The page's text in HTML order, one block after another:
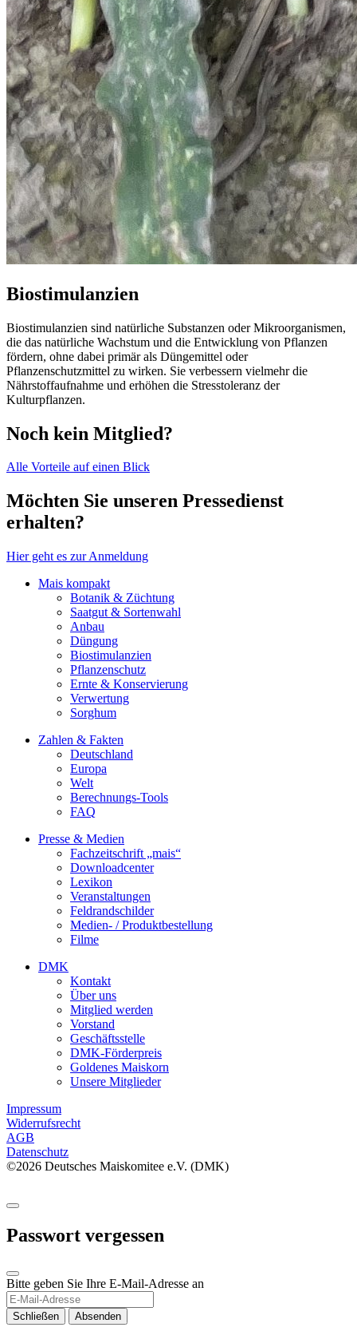
Biostimulanzien
Biostimulanzien sind natürliche Substanzen oder Mikroorganismen,
die das natürliche Wachstum und die Entwicklung von Pflanzen
fördern, ohne dabei primär als Düngemittel oder
Pflanzenschutzmittel zu wirken. Sie verbessern vielmehr die
Nährstoffaufnahme und erhöhen die Stresstoleranz der
Kulturpflanzen.
Noch kein Mitglied?
Alle Vorteile auf einen Blick
Möchten Sie unseren Pressedienst
erhalten?
Hier geht es zur Anmeldung
Mais kompakt
Botanik & Züchtung
Saatgut & Sortenwahl
Anbau
Düngung
Biostimulanzien
Pflanzenschutz
Ernte & Konservierung
Verwertung
Sorghum
Zahlen & Fakten
Deutschland
Europa
Welt
Berechnungs-Tools
FAQ
Presse & Medien
Fachzeitschrift „mais“
Downloadcenter
Lexikon
Veranstaltungen
Feldrandschilder
Medien- / Produktbestellung
Filme
DMK
Kontakt
Über uns
Mitglied werden
Vorstand
Geschäftsstelle
DMK-Förderpreis
Goldenes Maiskorn
Unsere Mitglieder
Impressum
Widerrufsrecht
AGB
Datenschutz
©2026 Deutsches Maiskomitee e.V. (DMK)
Passwort vergessen
Bitte geben Sie Ihre E-Mail-Adresse an
Schließen Absenden